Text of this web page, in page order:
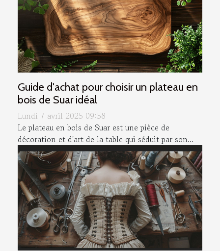
Guide d'achat pour choisir un plateau en
bois de Suar idéal
Lundi 7 avril 2025 09:58
Le plateau en bois de Suar est une pièce de
décoration et d'art de la table qui séduit par son...